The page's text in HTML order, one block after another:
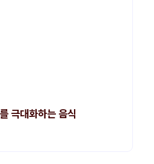
극대화하는 음식